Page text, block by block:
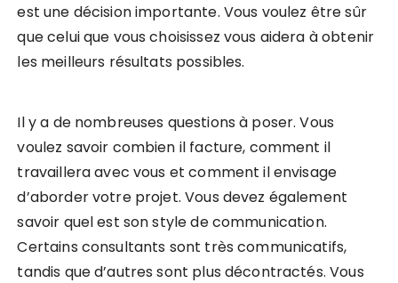
est une décision importante. Vous voulez être sûr
que celui que vous choisissez vous aidera à obtenir
les meilleurs résultats possibles.
Il y a de nombreuses questions à poser. Vous
voulez savoir combien il facture, comment il
travaillera avec vous et comment il envisage
d’aborder votre projet. Vous devez également
savoir quel est son style de communication.
Certains consultants sont très communicatifs,
tandis que d’autres sont plus décontractés. Vous